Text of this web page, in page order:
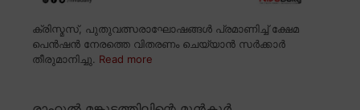
ക്രിസ്മസ്, പുതുവത്സരാഘോഷങ്ങൾ പ്രമാണിച്ച് ക്ഷേമ
പെൻഷൻ നേരത്തെ വിതരണം ചെയ്യാൻ സർക്കാർ
തീരുമാനിച്ചു. Read more